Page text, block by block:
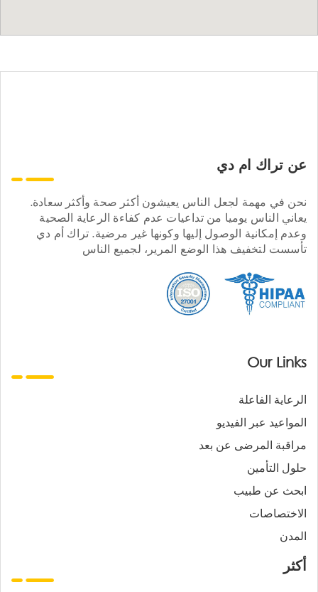
عن تراك ام دي
نحن في مهمة لجعل الناس يعيشون أكثر صحة وأكثر سعادة.
يعاني الناس يوميا من تداعيات عدم كفاءة الرعاية الصحية
وعدم إمكانية الوصول إليها وكونها غير مرضية. تراك أم دي
تأسست لتخفيف هذا الوضع المرير، لجميع الناس
Our Links
الرعاية الفاعلة
المواعيد عبر الفيديو
مراقبة المرضى عن بعد
حلول التأمين
ابحث عن طبيب
الاختصاصات
المدن
أكثر